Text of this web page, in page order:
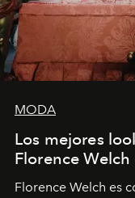
MODA
Los mejores
Florence
Florence Welch es